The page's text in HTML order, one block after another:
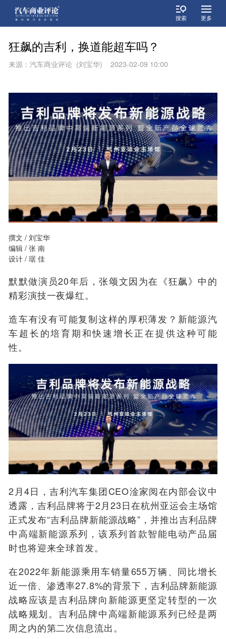
搜索 更多
狂飙的吉利，换道能超车吗？
来源：汽车商业评论 (刘宝华) 2023-02-09 10:00
撰文 / 刘宝华
编辑 / 张 南
设计 / 琚 佳
默默做演员20年后，张颂文因为在《狂飙》中的
精彩演技一夜爆红。
造车有没有可能复制这样的厚积薄发？新能源汽
车超长的培育期和快速增长正在提供这种可能
性。
2月4日，吉利汽车集团CEO淦家阅在内部会议中
透露，吉利品牌将于2月23日在杭州亚运会主场馆
正式发布“吉利品牌新能源战略”，并推出吉利品牌
中高端新能源系列，该系列首款智能电动产品届
时也将迎来全球首发。
在2022年新能源乘用车销量655万辆、同比增长
近一倍、渗透率27.8%的背景下，吉利品牌新能源
战略应该是吉利品牌向新能源更坚定转型的一次
战略规划。吉利品牌中高端新能源系列已经是两
周之内的第二次信息流出。